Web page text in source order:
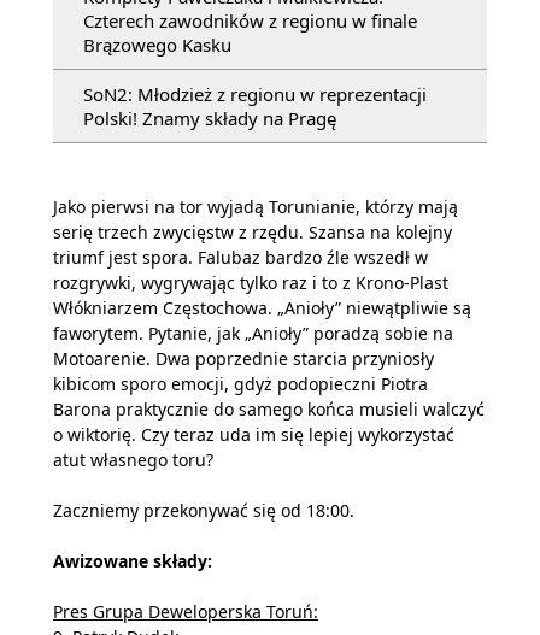
Czterech zawodników z regionu w finale
Brązowego Kasku
SoN2: Młodzież z regionu w reprezentacji
Polski! Znamy składy na Pragę
Jako pierwsi na tor wyjadą Torunianie, którzy mają
serię trzech zwycięstw z rzędu. Szansa na kolejny
triumf jest spora. Falubaz bardzo źle wszedł w
rozgrywki, wygrywając tylko raz i to z Krono-Plast
Włókniarzem Częstochowa. „Anioły” niewątpliwie są
faworytem. Pytanie, jak „Anioły” poradzą sobie na
Motoarenie. Dwa poprzednie starcia przyniosły
kibicom sporo emocji, gdyż podopieczni Piotra
Barona praktycznie do samego końca musieli walczyć
o wiktorię. Czy teraz uda im się lepiej wykorzystać
atut własnego toru?
Zaczniemy przekonywać się od 18:00.
Awizowane składy:
Pres Grupa Deweloperska Toruń: